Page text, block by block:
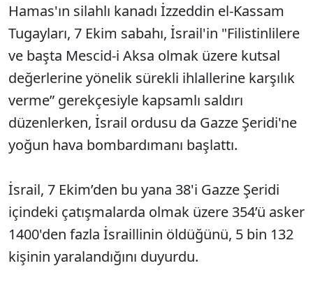
Hamas'ın silahlı kanadı İzzeddin el-Kassam
Tugayları, 7 Ekim sabahı, İsrail'in "Filistinlilere
ve başta Mescid-i Aksa olmak üzere kutsal
değerlerine yönelik sürekli ihlallerine karşılık
verme” gerekçesiyle kapsamlı saldırı
düzenlerken, İsrail ordusu da Gazze Şeridi'ne
yoğun hava bombardımanı başlattı.
İsrail, 7 Ekim’den bu yana 38'i Gazze Şeridi
içindeki çatışmalarda olmak üzere 354’ü asker
1400'den fazla İsraillinin öldüğünü, 5 bin 132
kişinin yaralandığını duyurdu.